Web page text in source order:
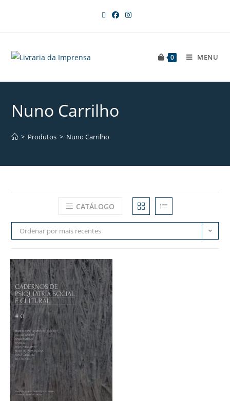
0 MENU
Nuno Carrilho
> Produtos > Nuno Carrilho
CATÁLOGO
Ordenar por mais recentes